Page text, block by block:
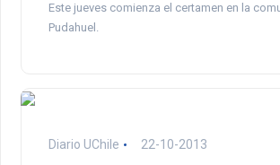
Este jueves comienza el certamen en la
Pudahuel.
Diario UChile 22-10-2013